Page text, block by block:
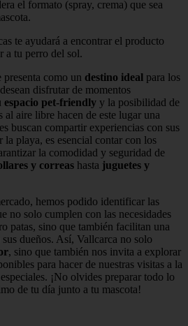
el formato (spray, crema) que sea
te ayudará a encontrar el producto
a tu perro del sol.
como un destino ideal para los
disfrutar de momentos
espacio pet-friendly y la posibilidad de
al aire libre hacen de este lugar una
buscan compartir experiencias con sus
playa, es esencial contar con los
la comodidad y seguridad de
y correas hasta juguetes y
hemos podido identificar las
no solo cumplen con las necesidades
patas, sino que también facilitan una
dueños. Así, Vallcarca no solo
, sino que también nos invita a explorar
para hacer de nuestras visitas a la
¡No olvides preparar todo lo
de tu día junto a tu mascota!